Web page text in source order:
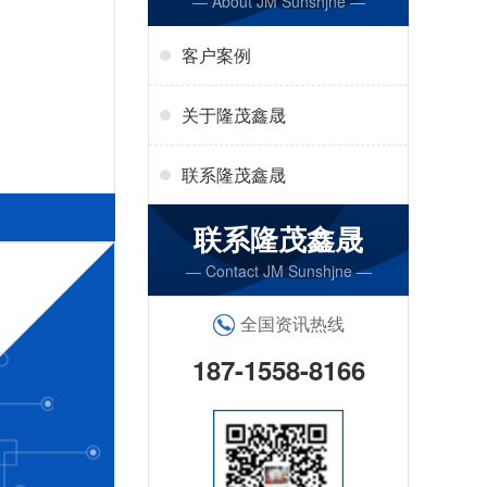
客户案例
关于隆茂鑫晟
联系隆茂鑫晟
联系隆茂鑫晟
— Contact JM Sunshjne —
全国资讯热线
187-1558-8166